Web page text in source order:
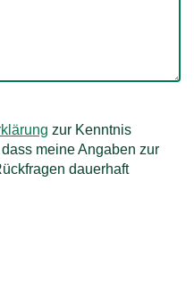
zur Kenntnis
meine Angaben zur
dauerhaft